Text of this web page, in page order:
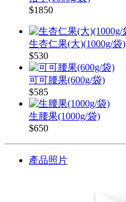
$1850
生杏仁果(大)(1000g/袋)
$530
可可腰果(600g/袋)
$585
生腰果(1000g/袋)
$650
產品照片